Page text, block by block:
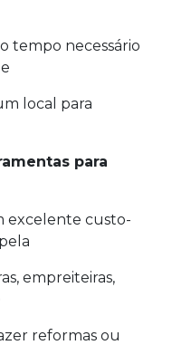
tempo necessário
local para
para
excelente custo-
empreiteiras,
reformas ou